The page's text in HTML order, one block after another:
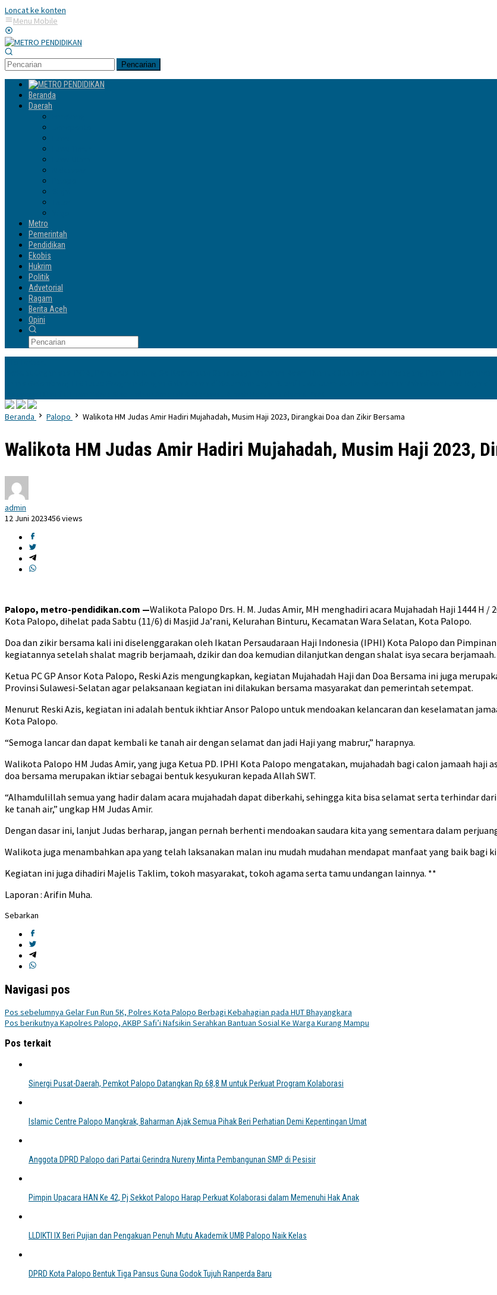
Loncat ke konten
Menu Mobile
Pencarian
Beranda
Daerah
Metro
Pemerintah
Pendidikan
Ekobis
Hukrim
Politik
Advetorial
Ragam
Berita Aceh
Opini
Beranda Palopo Walikota HM Judas Amir Hadiri Mujahadah, Musim Haji 2023, Dirangkai Doa dan Zikir Bersama
Walikota HM Judas Amir Hadiri Mujahadah, Musim Haji 2023,
admin
12 Juni 2023456 views
Palopo, metro-pendidikan.com —Walikota Palopo Drs. H. M. Judas Amir, MH menghadiri acara Mujahadah Haji 1444 H
Kota Palopo, dihelat pada Sabtu (11/6) di Masjid Ja’rani, Kelurahan Binturu, Kecamatan Wara Selatan, Kota Palopo.
Doa dan zikir bersama kali ini diselenggarakan oleh Ikatan Persaudaraan Haji Indonesia (IPHI) Kota Palopo dan
kegiatannya setelah shalat magrib berjamaah, dzikir dan doa kemudian dilanjutkan dengan shalat isya secara berjamaah.
Ketua PC GP Ansor Kota Palopo, Reski Azis mengungkapkan, kegiatan Mujahadah Haji dan Doa Bersama ini juga
Provinsi Sulawesi-Selatan agar pelaksanaan kegiatan ini dilakukan bersama masyarakat dan pemerintah setempat.
Menurut Reski Azis, kegiatan ini adalah bentuk ikhtiar Ansor Palopo untuk mendoakan kelancaran dan keselamatan
Kota Palopo.
“Semoga lancar dan dapat kembali ke tanah air dengan selamat dan jadi Haji yang mabrur,” harapnya.
Walikota Palopo HM Judas Amir, yang juga Ketua PD. IPHI Kota Palopo mengatakan, mujahadah bagi calon jamaah
doa bersama merupakan iktiar sebagai bentuk kesyukuran kepada Allah SWT.
“Alhamdulillah semua yang hadir dalam acara mujahadah dapat diberkahi, sehingga kita bisa selamat serta terhindar
ke tanah air,” ungkap HM Judas Amir.
Dengan dasar ini, lanjut Judas berharap, jangan pernah berhenti mendoakan saudara kita yang sementara dalam
Walikota juga menambahkan apa yang telah laksanakan malan inu mudah mudahan mendapat manfaat yang baik bagi
Kegiatan ini juga dihadiri Majelis Taklim, tokoh masyarakat, tokoh agama serta tamu undangan lainnya. **
Laporan : Arifin Muha.
Sebarkan
Navigasi pos
Pos sebelumnya Gelar Fun Run 5K, Polres Kota Palopo Berbagi Kebahagian pada HUT Bhayangkara
Pos berikutnya Kapolres Palopo, AKBP Safi’i Nafsikin Serahkan Bantuan Sosial Ke Warga Kurang Mampu
Pos terkait
Sinergi Pusat-Daerah, Pemkot Palopo Datangkan Rp 68,8 M untuk Perkuat Program Kolaborasi
Islamic Centre Palopo Mangkrak, Baharman Ajak Semua Pihak Beri Perhatian Demi Kepentingan Umat
Anggota DPRD Palopo dari Partai Gerindra Nureny Minta Pembangunan SMP di Pesisir
Pimpin Upacara HAN Ke 42, Pj Sekkot Palopo Harap Perkuat Kolaborasi dalam Memenuhi Hak Anak
LLDIKTI IX Beri Pujian dan Pengakuan Penuh Mutu Akademik UMB Palopo Naik Kelas
DPRD Kota Palopo Bentuk Tiga Pansus Guna Godok Tujuh Ranperda Baru